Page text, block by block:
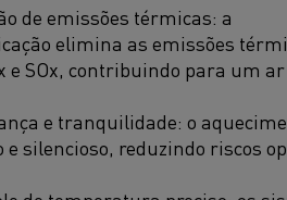
de emissões térmicas: a
elimina as emissões
e SOx, contribuindo para um
e tranquilidade: o
e silencioso, reduzindo riscos